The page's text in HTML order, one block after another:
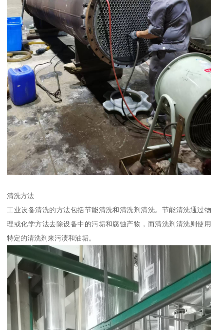
清洗方法
工业设备清洗的方法包括节能清洗和清洗剂清洗。节能清洗通过物
理或化学方法去除设备中的污垢和腐蚀产物，而清洗剂清洗则使用
特定的清洗剂来污渍和油垢。